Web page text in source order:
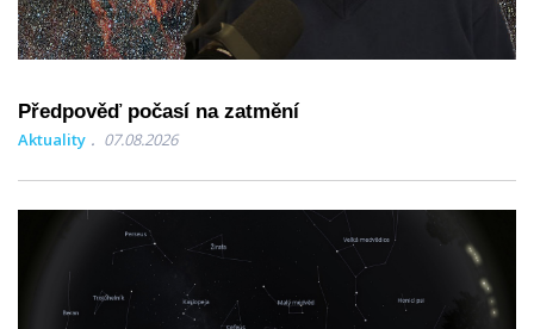
Předpověď počasí na zatmění
Aktuality 07.08.2026